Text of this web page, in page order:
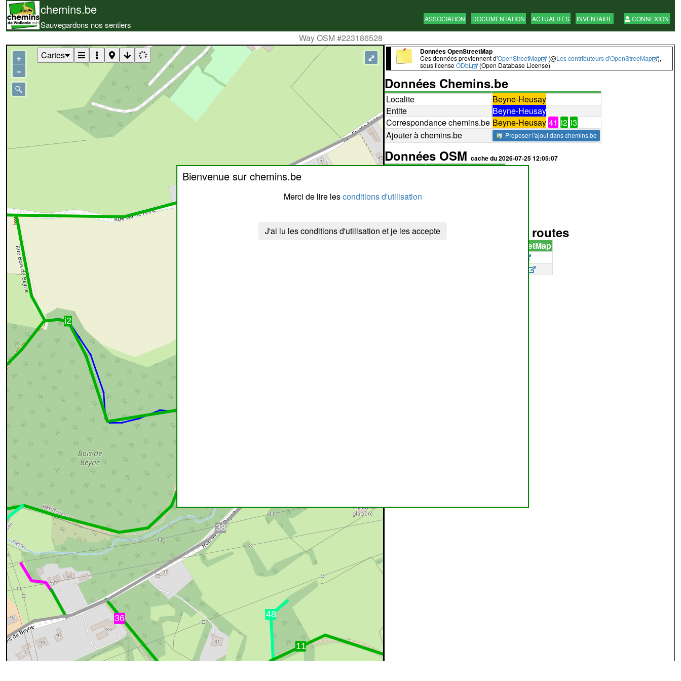
chemins.be
Sauvegardons nos sentiers
ASSOCIATION DOCUMENTATION ACTUALITÉS INVENTAIRE CONNEXION
Way OSM #223186528
Bienvenue sur chemins.be
Merci de lire lesconditions d'utilisation
J'ai lu les conditions d'utilisation et je les accepte
+
−
⤢
Cartes Données OpenStreetMap
Ces données proviennent d'OpenStreetMap (@Les contributeurs d'OpenStreeMap
),
sous licenseODbL (Open Database License)
Données Chemins.be
Localite
Beyne-Heusay
Entite
Beyne-Heusay
Correspondance chemins.be Beyne-Heusay 41 i2 i3
Ajouter à chemins.be
Proposer l'ajout dans chemins.be
Données OSM cache du 2026-07-25 12:05:07
surface
Ce chemin fait partie des routes
OpenStreetMap